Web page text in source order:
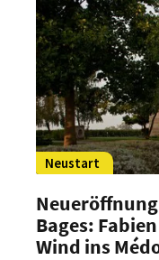
Neustart
Bages:
Wind ins